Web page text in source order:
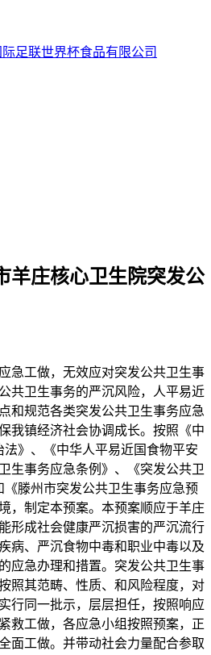
羊庄核心卫生院突发公
工做，无效应对突发公共卫生事
共卫生事务的严沉风险，人平易近
和规范各类突发公共卫生事务应急
我镇经济社会协调成长。按照《中
》、《中华人平易近国食物平安
生事务应急条例》、《突发公共卫
滕州市突发公共卫生事务应急预
，制定本预案。本预案顺应于羊庄
形成社会健康严沉损害的严沉流行
病、严沉食物中毒和职业中毒以及
应急办理和措置。突发公共卫生事
照其范畴、性质、和风险程度，对
行同一批示，层层担任，按照响应
救工做，各应急小组按照预案，正
面工做。并带动社会力量配合参取